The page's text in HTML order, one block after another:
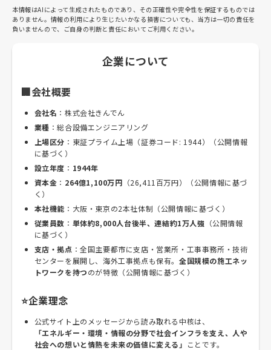
本情報はAIによって生成されたものであり、その正確性や完全性を保証するものでは
ありません。情報の利用により生じたいかなる損害についても、当方は一切の責任を
負いませんので、ご自身の判断と責任においてご利用ください。
企業について
🏢会社概要
会社名 ：株式会社きんでん
業種 ：総合設備エンジニアリング
上場区分 ：東証プライム上場（証券コード: 1944）（公開情報
に基づく）
設立年度 ： 1944年
資本金 ： 264億1,100万円 （26,411百万円）（公開情報に基づ
く）
本社機能 ：大阪・東京の2本社体制（公開情報に基づく）
従業員数 ： 単体約8,000人台後半、連結約1万人強 （公開情報
に基づく）
支店・拠点 ：全国主要都市に支店・営業所・工事事務所・技術
センターを展開し、海外工事拠点も保有。 全国規模の施工ネッ
トワークを持つのが特徴（公開情報に基づく）
⭐企業理念
公式サイト上のメッセージから読み取れる中核は、
「エネルギー・環境・情報の分野で社会インフラを支え、人や
社会への想いと情熱を未来の価値に変える」 ことです。